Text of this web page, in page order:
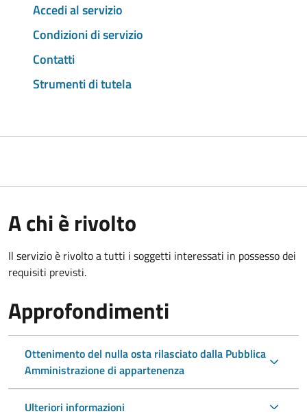
Accedi al servizio
Condizioni di servizio
Contatti
Strumenti di tutela
A chi è rivolto
Il servizio è rivolto a tutti i soggetti interessati in possesso dei
requisiti previsti.
Approfondimenti
Ottenimento del nulla osta rilasciato dalla Pubblica
Amministrazione di appartenenza
Ulteriori informazioni